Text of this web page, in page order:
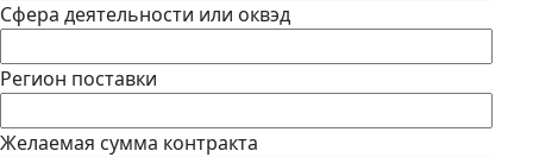
Сфера деятельности или оквэд
Регион поставки
Желаемая сумма контракта